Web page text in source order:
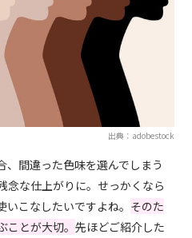
出典：adobestock
、間違った色味を選んでしまう
念な仕上がりに。せっかくなら
こなしたいですよね。 そのた
ことが大切。先ほどご紹介した